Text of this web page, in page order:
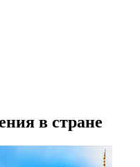
в стране